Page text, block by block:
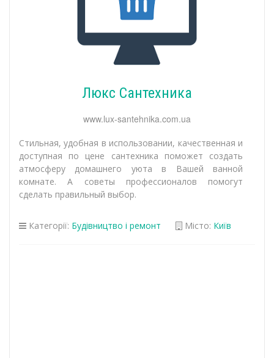
Люкс Сантехника
www.lux-santehnika.com.ua
Стильная, удобная в использовании, качественная и
доступная по цене сантехника поможет создать
атмосферу домашнего уюта в Вашей ванной
комнате. А советы профессионалов помогут
сделать правильный выбор.
Категорії: Будівництво і ремонт Місто: Київ